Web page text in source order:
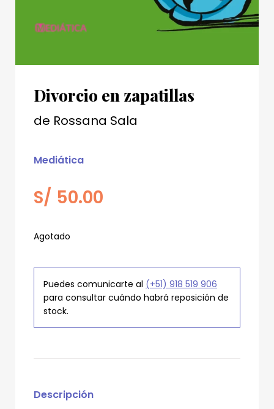
Divorcio en zapatillas
de Rossana Sala
Mediática
S/ 50.00
Agotado
Puedes comunicarte al (+51) 918 519 906
para consultar cuándo habrá reposición de
stock.
Descripción